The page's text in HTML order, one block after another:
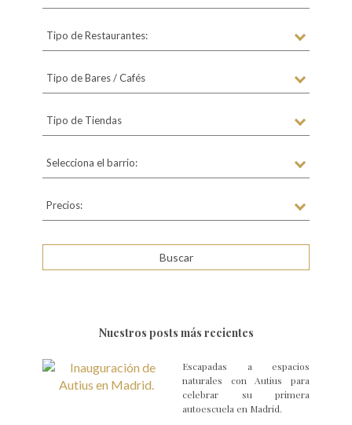
Tipo de Restaurantes:
Tipo de Bares / Cafés
Tipo de Tiendas
Selecciona el barrio:
Precios:
Nuestros posts más recientes
Escapadas a espacios
naturales con Autius para
celebrar su primera
autoescuela en Madrid.